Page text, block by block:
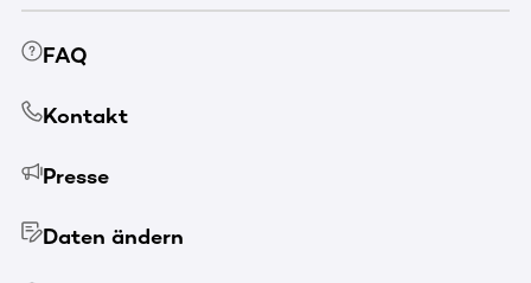
FAQ
Kontakt
Presse
Daten ändern